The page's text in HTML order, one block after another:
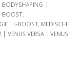
BODYSHAPING |
| I-BOOST, MEDISCHE
VENUS VERSA | VENUS